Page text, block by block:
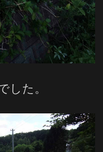
した。